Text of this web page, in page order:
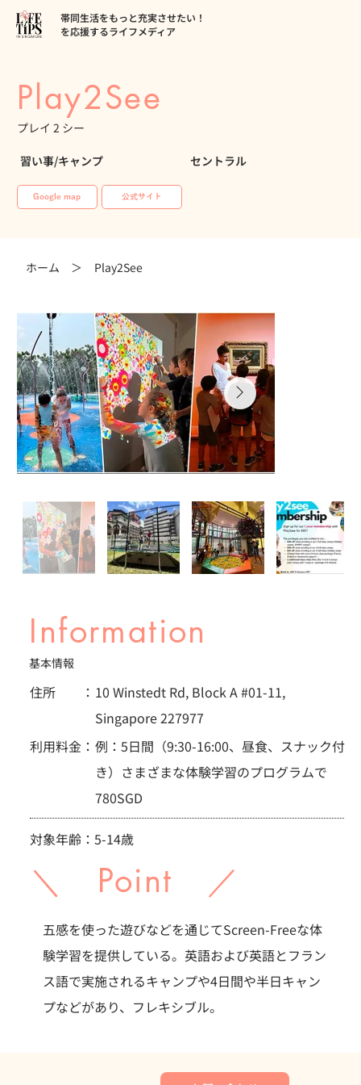
帯同生活をもっと充実させたい！
を応援するライフメディア
Play2See
プレイ 2 シー
習い事/キャンプ セントラル
Google map 公式サイト
ホーム ＞ Play2See
Information
基本情報
住所 ： 10 Winstedt Rd, Block A #01-11,
Singapore 227977
利用料金： 例：5日間（9:30-16:00、昼食、スナック付
き）さまざまな体験学習のプログラムで
780SGD
対象年齢：5-14歳
＼ Point ／
五感を使った遊びなどを通じてScreen-Freeな体
験学習を提供している。英語および英語とフラン
ス語で実施されるキャンプや4日間や半日キャン
プなどがあり、フレキシブル。